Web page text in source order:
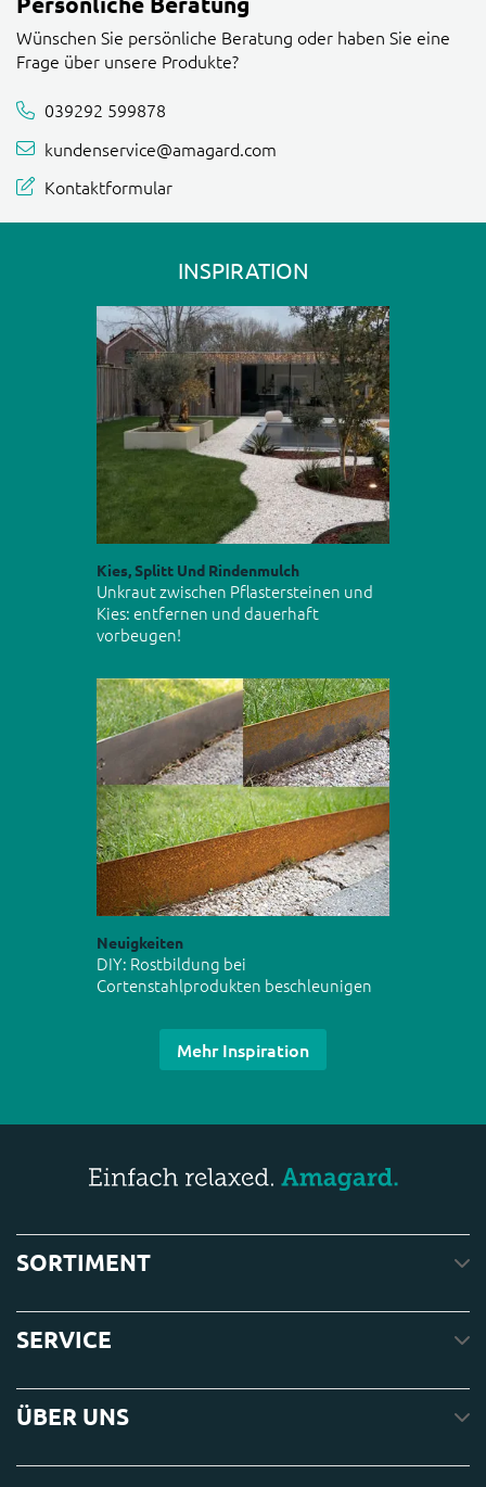
Wünschen Sie persönliche Beratung oder haben Sie eine
Frage über unsere Produkte?
039292 599878
kundenservice@amagard.com
Kontaktformular
INSPIRATION
Kies, Splitt Und Rindenmulch
Unkraut zwischen Pflastersteinen und
Kies: entfernen und dauerhaft
vorbeugen!
Neuigkeiten
DIY: Rostbildung bei
Cortenstahlprodukten beschleunigen
Mehr Inspiration
SORTIMENT
SERVICE
ÜBER UNS